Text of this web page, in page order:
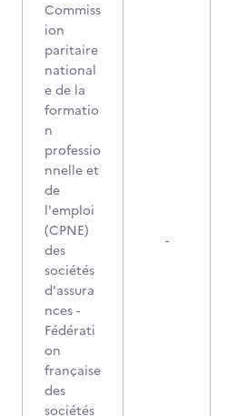
Commiss
ion
paritaire
national
e de la
formatio
n
professio
nnelle et
de
l'emploi
(CPNE)
des
sociétés
d'assura
nces -
Fédérati
on
française
des
sociétés
-